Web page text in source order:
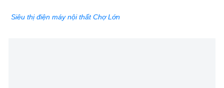
Siêu thị điện máy nội thất Chợ Lớn